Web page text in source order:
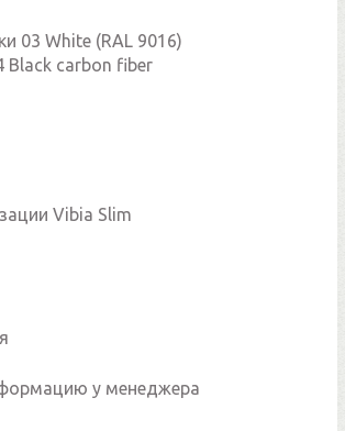
03 White (RAL 9016)
Black carbon fiber
Vibia Slim
у менеджера